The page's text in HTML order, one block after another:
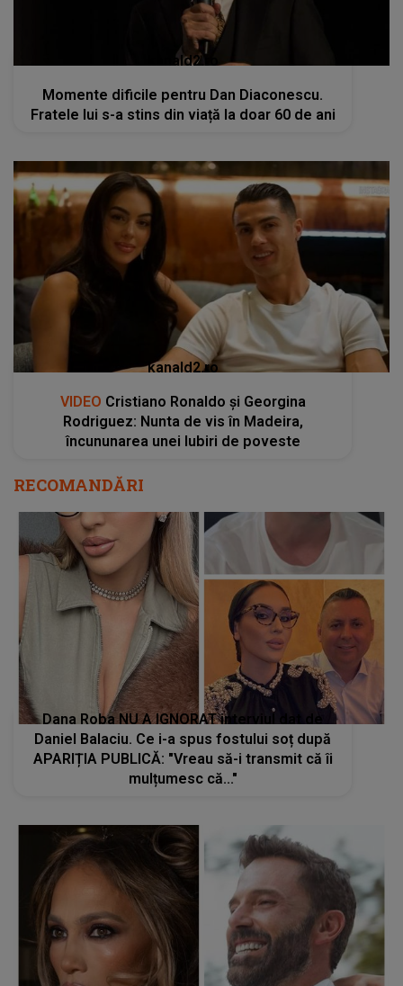
kanald2.ro
Momente dificile pentru Dan Diaconescu.
Fratele lui s-a stins din viață la doar 60 de ani
kanald2.ro
VIDEO Cristiano Ronaldo și Georgina
Rodriguez: Nunta de vis în Madeira,
încununarea unei Iubiri de poveste
RECOMANDĂRI
Dana Roba NU A IGNORAT interviul dat de
Daniel Balaciu. Ce i-a spus fostului soț după
APARIȚIA PUBLICĂ: "Vreau să-i transmit că îi
mulțumesc că..."